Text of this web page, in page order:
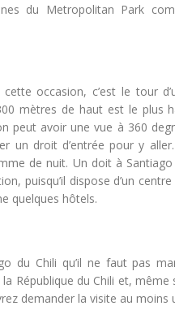
du Metropolitan Park
occasion, c’est le tour
mètres de haut est le plus
peut avoir une vue à 360
un droit d’entrée pour y
de nuit. Un doit à
puisqu’il dispose d’un
quelques hôtels.
du Chili qu’il ne faut pas
République du Chili et, même
demander la visite au moins